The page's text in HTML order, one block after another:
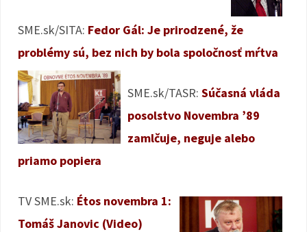
SME.sk/SITA: Fedor Gál: Je prirodzené, že
problémy sú, bez nich by bola spoločnosť mŕtva
SME.sk/TASR: Súčasná vláda
posolstvo Novembra ’89
zamlčuje, neguje alebo
priamo popiera
TV SME.sk: Étos novembra 1:
Tomáš Janovic (Video)